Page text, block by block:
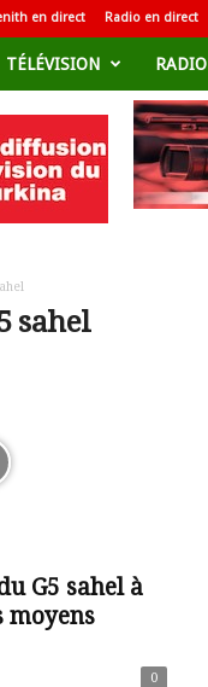
en direct Radio en direct
TÉLÉVISION RADIO
sahel
G5 sahel à
moyens
0